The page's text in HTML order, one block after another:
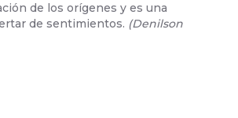
de los orígenes y es una
de sentimientos. (Denilson